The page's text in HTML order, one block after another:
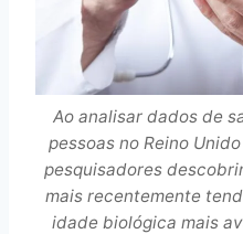
Ao analisar dados de
pessoas no Reino
pesquisadores
mais recentemente
idade biológica mais